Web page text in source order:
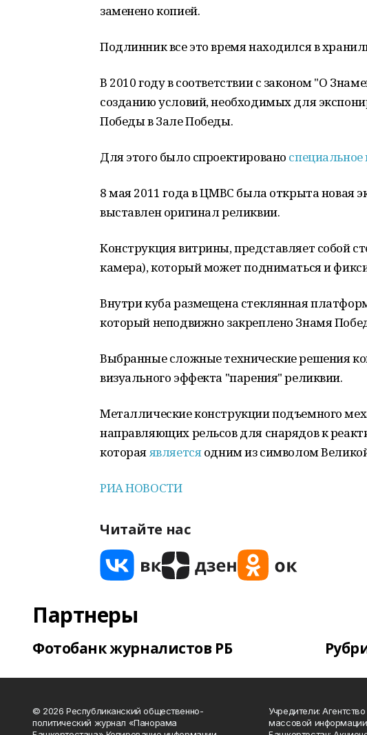
заменено копией.
Подлинник все это время находился в
В 2010 году в соответствии с законом "О
созданию условий, необходимых для
Победы в Зале Победы.
Для этого было спроектировано специальное
8 мая 2011 года в ЦМВС была открыта новая
выставлен оригинал реликвии.
Конструкция витрины, представляет собой
камера), который может подниматься и
Внутри куба размещена стеклянная
который неподвижно закреплено Знамя
Выбранные сложные технические решения
визуального эффекта "парения" реликвии.
Металлические конструкции подъемного
направляющих рельсов для снарядов к
котораяявляетсяодним из символом
РИА НОВОСТИ
Читайте нас
Партнеры
Фотобанк журналистов РБ
© 2026 Республиканский общественно-
политический журнал «Панорама
Учредители:
массовой